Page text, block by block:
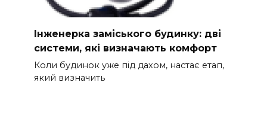
Інженерка заміського будинку: дві
системи, які визначають комфорт
Коли будинок уже під дахом, настає етап,
який визначить